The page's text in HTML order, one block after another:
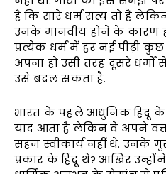
है कि सारे धर्म सत्य तो हैं
उनके मानवीय होने के कारण
प्रत्येक धर्म में हर नई पीढ़ी
अपना हो उसी तरह दूसरे धर्मों
उसे बदल सकता है.
भारत के पहले आधुनिक हिंदू
याद आता है लेकिन वे अपने
सहज स्वीकार्य नहीं थे. उनके
प्रकार के हिंदू थे? आखिर